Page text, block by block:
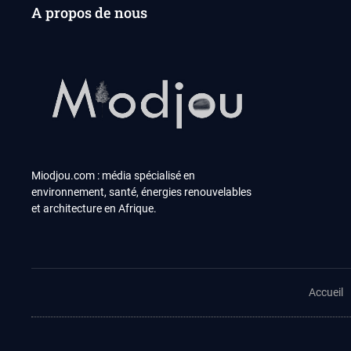
A propos de nous
Miodjou.com : média spécialisé en
environnement, santé, énergies renouvelables
et architecture en Afrique.
Accueil